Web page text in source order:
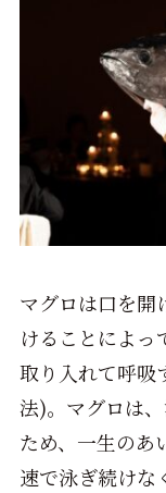
マグロは口を開
けることによっ
取り入れて呼吸
法)。マグロは
ため、一生のあ
速で泳ぎ続けな